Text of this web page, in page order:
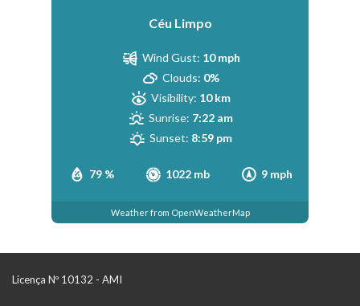
Céu Limpo
79 % 1022 mb 9 mph
Wind Gust: 10 mph
Clouds: 0%
Visibility: 10 km
Sunrise: 7:22 am
Sunset: 8:59 pm
Weather from OpenWeatherMap
Licença Nº 10132 - AMI